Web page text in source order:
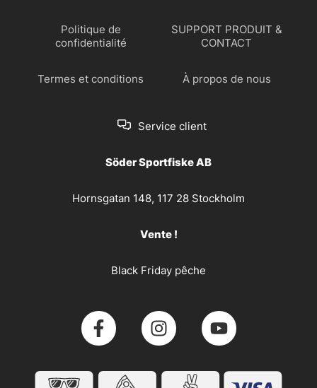
Politique de
confidentialité
SUPPORT PRODUIT &
CONTACT
Termes et conditions À propos de nous
Service client
Söder Sportfiske AB
Hornsgatan 148, 117 28 Stockholm
Vente !
Black Friday pêche